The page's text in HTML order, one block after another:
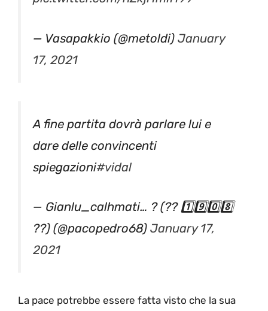
— Vasapakkio (@metoldi) January
17, 2021
A fine partita dovrà parlare lui e
dare delle convincenti
spiegazioni#vidal
— Gianlu_calhmati… ? (?? 1️⃣9️⃣0️⃣8️⃣
??) (@pacopedro68) January 17,
2021
La pace potrebbe essere fatta visto che la sua